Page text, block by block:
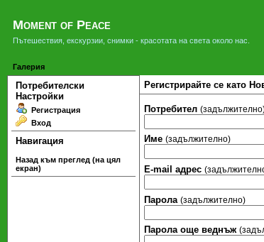
Moment of Peace
Пътешествия, екскурзии, снимки - красотата на света около нас.
Галерия
Потребителски
Настройки
Регистрация
Вход
Навигация
Назад към преглед (на цял
екран)
Регистрирайте се като
Потребител
Име (задължително)
Е-mail адрес
Парола (задължително)
Парола още веднъж